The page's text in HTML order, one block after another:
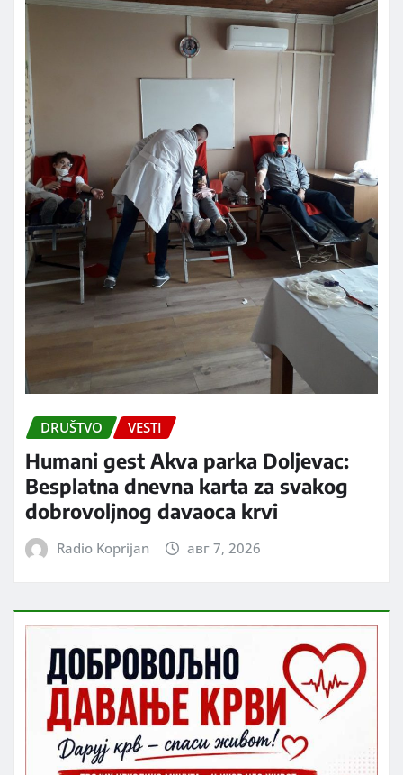
DRUŠTVO VESTI
Humani gest Akva parka Doljevac:
Besplatna dnevna karta za svakog
dobrovoljnog davaoca krvi
Radio Koprijan авг 7, 2026